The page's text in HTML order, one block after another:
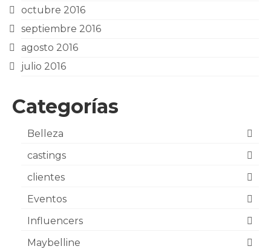
octubre 2016
septiembre 2016
agosto 2016
julio 2016
Categorías
Belleza
castings
clientes
Eventos
Influencers
Maybelline